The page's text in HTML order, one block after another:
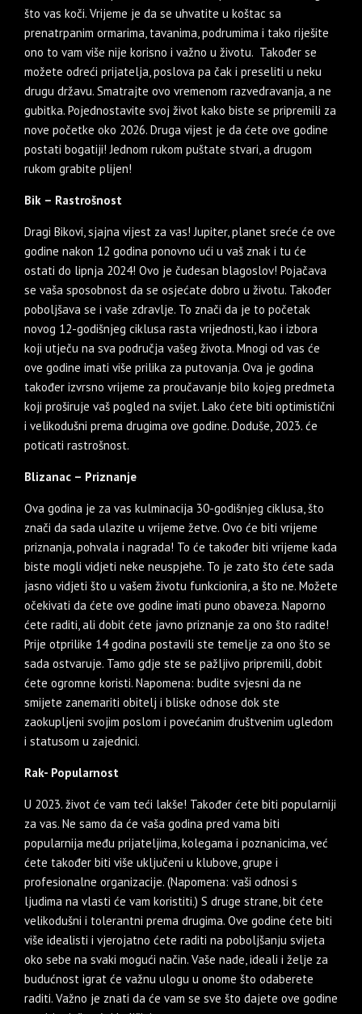
što vas koči. Vrijeme je da se uhvatite u koštac sa
prenatrpanim ormarima, tavanima, podrumima i tako riješite
ono to vam više nije korisno i važno u životu. Također se
možete odreći prijatelja, poslova pa čak i preseliti u neku
drugu državu. Smatrajte ovo vremenom razvedravanja, a ne
gubitka. Pojednostavite svoj život kako biste se pripremili za
nove početke oko 2026. Druga vijest je da ćete ove godine
postati bogatiji! Jednom rukom puštate stvari, a drugom
rukom grabite plijen!
Bik – Rastrošnost
Dragi Bikovi, sjajna vijest za vas! Jupiter, planet sreće će ove
godine nakon 12 godina ponovno ući u vaš znak i tu će
ostati do lipnja 2024! Ovo je čudesan blagoslov! Pojačava
se vaša sposobnost da se osjećate dobro u životu. Također
poboljšava se i vaše zdravlje. To znači da je to početak
novog 12-godišnjeg ciklusa rasta vrijednosti, kao i izbora
koji utječu na sva područja vašeg života. Mnogi od vas će
ove godine imati više prilika za putovanja. Ova je godina
također izvrsno vrijeme za proučavanje bilo kojeg predmeta
koji proširuje vaš pogled na svijet. Lako ćete biti optimistični
i velikodušni prema drugima ove godine. Doduše, 2023. će
poticati rastrošnost.
Blizanac – Priznanje
Ova godina je za vas kulminacija 30-godišnjeg ciklusa, što
znači da sada ulazite u vrijeme žetve. Ovo će biti vrijeme
priznanja, pohvala i nagrada! To će također biti vrijeme kada
biste mogli vidjeti neke neuspjehe. To je zato što ćete sada
jasno vidjeti što u vašem životu funkcionira, a što ne. Možete
očekivati ​​da ćete ove godine imati puno obaveza. Naporno
ćete raditi, ali dobit ćete javno priznanje za ono što radite!
Prije otprilike 14 godina postavili ste temelje za ono što se
sada ostvaruje. Tamo gdje ste se pažljivo pripremili, dobit
ćete ogromne koristi. Napomena: budite svjesni da ne
smijete zanemariti obitelj i bliske odnose dok ste
zaokupljeni svojim poslom i povećanim društvenim ugledom
i statusom u zajednici.
Rak- Popularnost
U 2023. život će vam teći lakše! Također ćete biti popularniji
za vas. Ne samo da će vaša godina pred vama biti
popularnija među prijateljima, kolegama i poznanicima, već
ćete također biti više uključeni u klubove, grupe i
profesionalne organizacije. (Napomena: vaši odnosi s
ljudima na vlasti će vam koristiti.) S druge strane, bit ćete
velikodušni i tolerantni prema drugima. Ove godine ćete biti
više idealisti i vjerojatno ćete raditi na poboljšanju svijeta
oko sebe na svaki mogući način. Vaše nade, ideali i želje za
budućnost igrat će važnu ulogu u onome što odaberete
raditi. Važno je znati da će vam se sve što dajete ove godine